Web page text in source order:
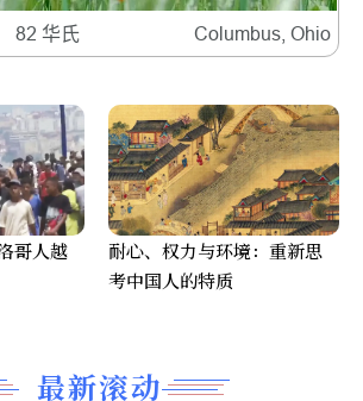
82 华氏 Columbus, Ohio
最新滚动
哥人越
耐心、权力与环境：重新思
考中国人的特质